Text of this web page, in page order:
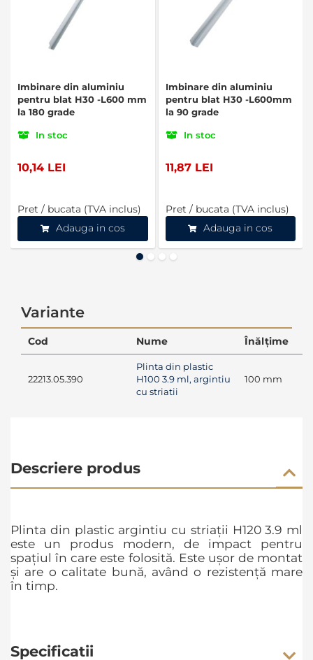
Imbinare din aluminiu
pentru blat H30 -L600 mm
la 180 grade
In stoc
10,14 LEI
Pret / bucata (TVA inclus)
Adauga in cos
Imbinare din aluminiu
pentru blat H30 -L600mm
la 90 grade
In stoc
11,87 LEI
Pret / bucata (TVA inclus)
Adauga in cos
Variante
Cod Nume Înălțime
22213.05.390
Plinta din plastic
H100 3.9 ml, argintiu
cu striatii
100 mm
Descriere produs
Plinta din plastic argintiu cu striații H120 3.9 ml
este un produs modern, de impact pentru
spațiul în care este folosită. Este ușor de montat
și are o calitate bună, având o rezistență mare
în timp.
Specificatii